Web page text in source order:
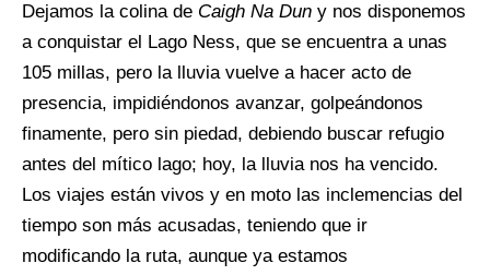
Dejamos la colina de Caigh Na Dun y nos disponemos
a conquistar el Lago Ness, que se encuentra a unas
105 millas, pero la lluvia vuelve a hacer acto de
presencia, impidiéndonos avanzar, golpeándonos
finamente, pero sin piedad, debiendo buscar refugio
antes del mítico lago; hoy, la lluvia nos ha vencido.
Los viajes están vivos y en moto las inclemencias del
tiempo son más acusadas, teniendo que ir
modificando la ruta, aunque ya estamos